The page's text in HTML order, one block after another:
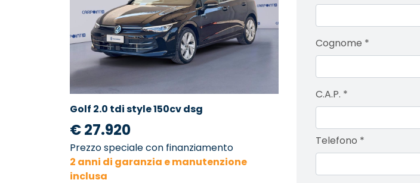
Golf 2.0 tdi style 150cv dsg
€ 27.920
Prezzo speciale con finanziamento
2 anni di garanzia e manutenzione
inclusa
Cognome *
C.A.P. *
Telefono *